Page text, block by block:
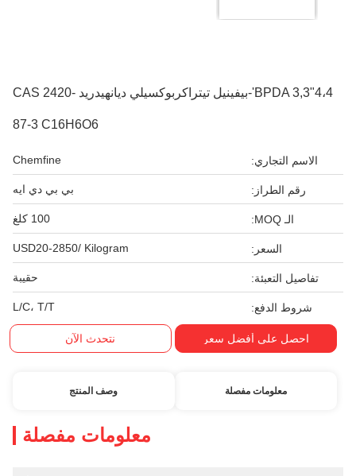
BPDA 3,3"4،4'-بيفينيل تيتراكربوكسيلي ديانهيدريد CAS 2420-
87-3 C16H6O6
الاسم التجاري: Chemfine
رقم الطراز: بي بي دي ايه
الـ MOQ: 100 كلغ
السعر: USD20-2850/ Kilogram
تفاصيل التعبئة: حقيبة
شروط الدفع: L/C، T/T
احصل على أفضل سعر نتحدث الآن
معلومات مفصلة وصف المنتج
معلومات مفصلة